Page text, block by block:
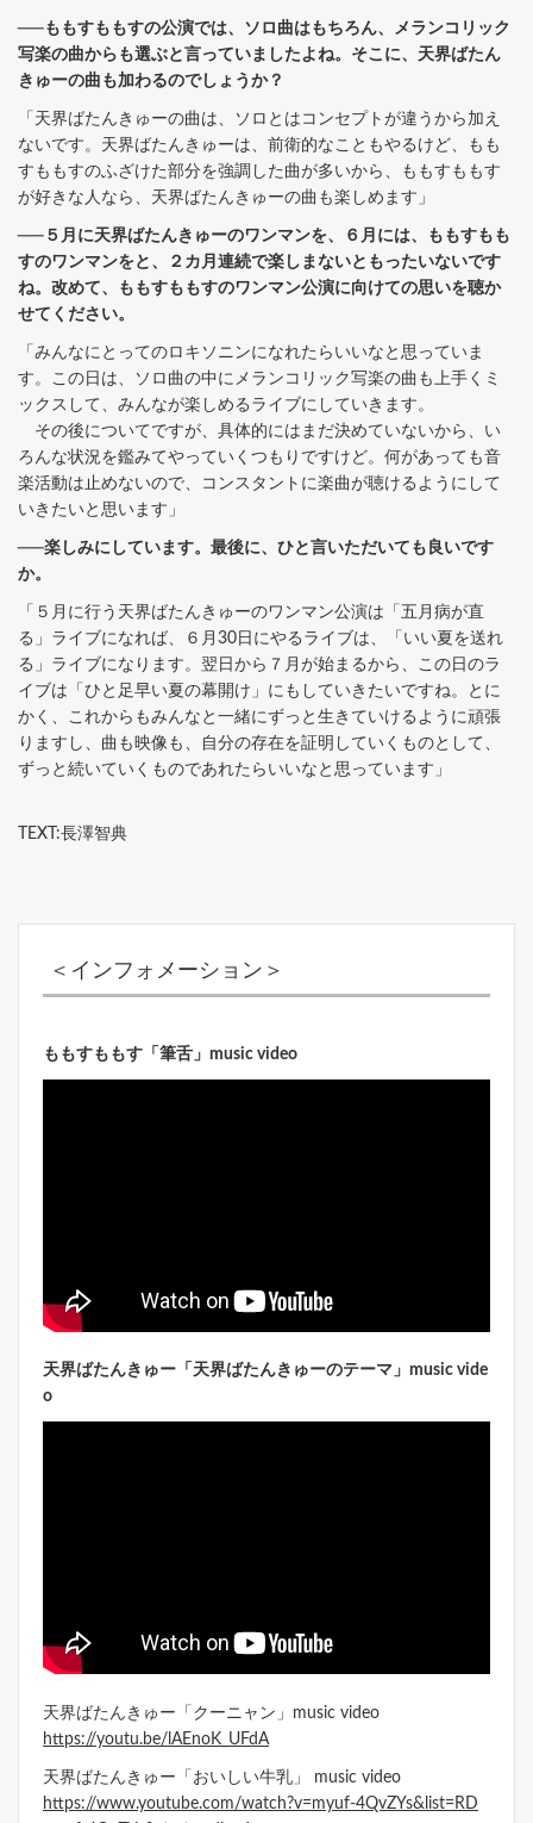
──ももすももすの公演では、ソロ曲はもちろん、メランコリック
写楽の曲からも選ぶと言っていましたよね。そこに、天界ばたん
きゅーの曲も加わるのでしょうか？
「天界ばたんきゅーの曲は、ソロとはコンセプトが違うから加え
ないです。天界ばたんきゅーは、前衛的なこともやるけど、もも
すももすのふざけた部分を強調した曲が多いから、ももすももす
が好きな人なら、天界ばたんきゅーの曲も楽しめます」
──５月に天界ばたんきゅーのワンマンを、６月には、ももすもも
すのワンマンをと、２カ月連続で楽しまないともったいないです
ね。改めて、ももすももすのワンマン公演に向けての思いを聴か
せてください。
「みんなにとってのロキソニンになれたらいいなと思っていま
す。この日は、ソロ曲の中にメランコリック写楽の曲も上手くミ
ックスして、みんなが楽しめるライブにしていきます。
その後についてですが、具体的にはまだ決めていないから、い
ろんな状況を鑑みてやっていくつもりですけど。何があっても音
楽活動は止めないので、コンスタントに楽曲が聴けるようにして
いきたいと思います」
──楽しみにしています。最後に、ひと言いただいても良いです
か。
「５月に行う天界ばたんきゅーのワンマン公演は「五月病が直
る」ライブになれば、６月30日にやるライブは、「いい夏を送れ
る」ライブになります。翌日から７月が始まるから、この日のラ
イブは「ひと足早い夏の幕開け」にもしていきたいですね。とに
かく、これからもみんなと一緒にずっと生きていけるように頑張
りますし、曲も映像も、自分の存在を証明していくものとして、
ずっと続いていくものであれたらいいなと思っています」
TEXT:長澤智典
＜インフォメーション＞
ももすももす「筆舌」music video
天界ばたんきゅー「天界ばたんきゅーのテーマ」music vide
o
天界ばたんきゅー「クーニャン」music video
https://youtu.be/lAEnoK_UFdA
天界ばたんきゅー「おいしい牛乳」 music video
https://www.youtube.com/watch?v=myuf-4QvZYs&list=RD